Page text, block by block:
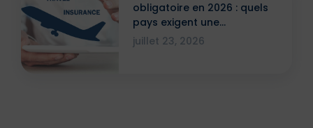
obligatoire en 2026 : quels
pays exigent une
attestation ?
juillet 23, 2026